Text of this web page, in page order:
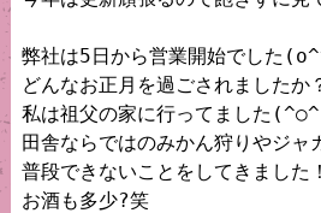
弊社は5日から営業開始でした
どんなお正月を過ごされましたか
私は祖父の家に行ってました
田舎ならではのみかん狩りやジャ
普段できないことをしてきました
お酒も多少?笑